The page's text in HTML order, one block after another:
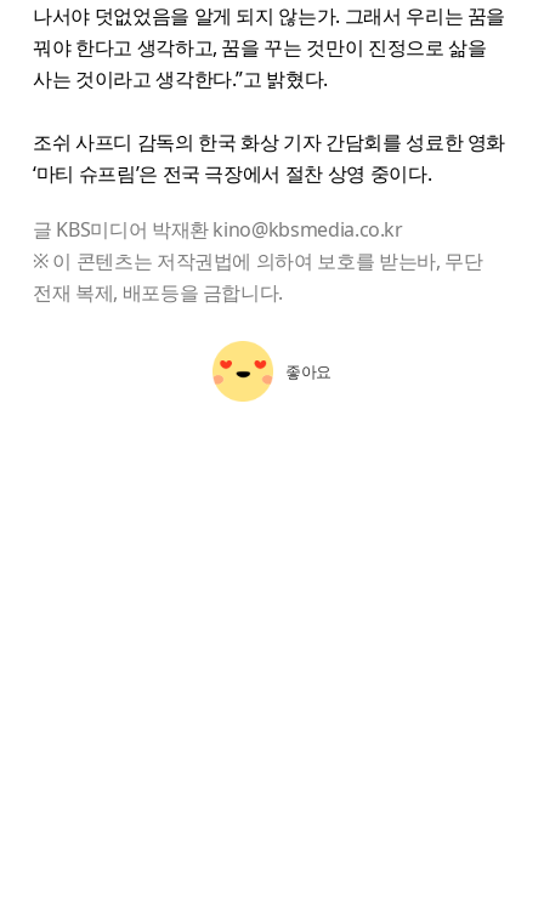
나서야 덧없었음을 알게 되지 않는가. 그래서 우리는 꿈을
꿔야 한다고 생각하고, 꿈을 꾸는 것만이 진정으로 삶을
사는 것이라고 생각한다.”고 밝혔다.
조쉬 사프디 감독의 한국 화상 기자 간담회를 성료한 영화
‘마티 슈프림’은 전국 극장에서 절찬 상영 중이다.
글 KBS미디어 박재환 kino@kbsmedia.co.kr
※ 이 콘텐츠는 저작권법에 의하여 보호를 받는바, 무단
전재 복제, 배포등을 금합니다.
좋아요